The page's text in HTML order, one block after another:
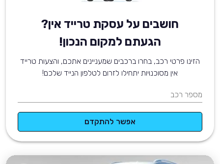
חושבים על עסקת טרייד אין?
הגעתם למקום הנכון!
הזינו פרטי רכב, בחרו ברכבים שמעניינים אתכם, והצעות טרייד
אין מסוכנויות יתחילו לזרום לטלפון הנייד שלכם!
מספר רכב
אפשר להתקדם